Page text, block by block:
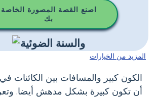
اصنع القصة المصورة الخاصة
بك
المزيد من الخيارات
الكون كبير والمسافات بين الكائنات
أن تكون كبيرة بشكل مدهش أيضا.